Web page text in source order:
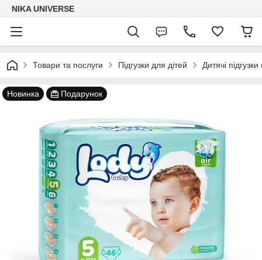
NIKA UNIVERSE
Товари та послуги Підгузки для дітей Дитячі
Новинка Подарунок